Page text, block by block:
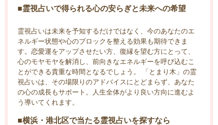
■霊視占いで得られる心の安らぎと未来への希望
霊視占いは未来を予知するだけではなく、今のあなたのエ
ネルギー状態や心のブロックを整える効果も期待できま
す。恋愛運をアップさせたい方、復縁を望む方にとって、
心のモヤモヤを解消し、前向きなエネルギーを呼び込むこ
とができる貴重な時間となるでしょう。 「とまり木」の霊
視占いは、その場限りのアドバイスにとどまらず、あなた
の心の成長もサポート。人生全体がより良い方向に進むよ
う導いてくれます。
■横浜・港北区で当たる霊視占いを探すなら